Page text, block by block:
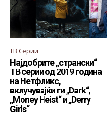
ТВ Серии
Најдобрите „странски“
ТВ серии од 2019 година
на Нетфликс,
вклучувајќи ги „Dark“,
„Money Heist“ и „Derry
Girls“